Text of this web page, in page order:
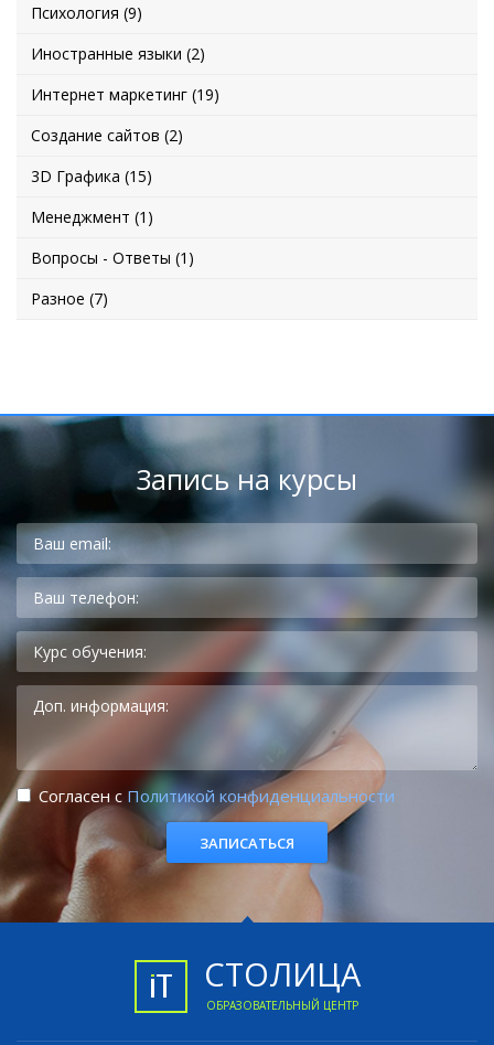
Психология (9)
Иностранные языки (2)
Интернет маркетинг (19)
Создание сайтов (2)
3D Графика (15)
Менеджмент (1)
Вопросы - Ответы (1)
Разное (7)
Запись на курсы
Cогласен с Политикой конфиденциальности
СТОЛИЦА
ОБРАЗОВАТЕЛЬНЫЙ ЦЕНТР